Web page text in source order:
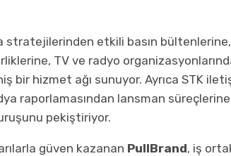
stratejilerinden etkili basın bültenlerine,
TV ve radyo
bir hizmet ağı sunuyor. Ayrıca STK
raporlamasından lansman
pekiştiriyor.
güven kazanan PullBrand, iş